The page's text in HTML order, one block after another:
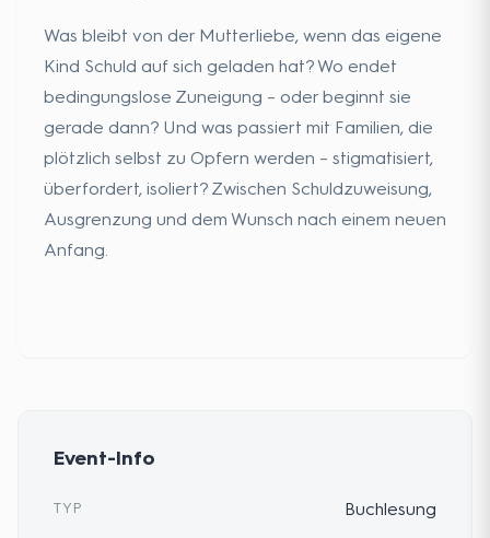
Was bleibt von der Mutterliebe, wenn das eigene
Kind Schuld auf sich geladen hat? Wo endet
bedingungslose Zuneigung – oder beginnt sie
gerade dann? Und was passiert mit Familien, die
plötzlich selbst zu Opfern werden – stigmatisiert,
überfordert, isoliert? Zwischen Schuldzuweisung,
Ausgrenzung und dem Wunsch nach einem neuen
Anfang.
Event-Info
TYP Buchlesung